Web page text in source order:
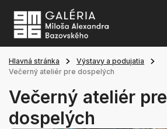
Hlavná stránka
Výstavy a podujatia
Večerný ateliér pre dospelých
Večerný ateliér pre
dospelých